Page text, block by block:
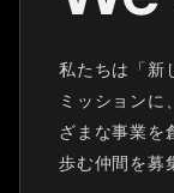
私たちは「新
ミッションに
ざまな事業を
歩む仲間を募